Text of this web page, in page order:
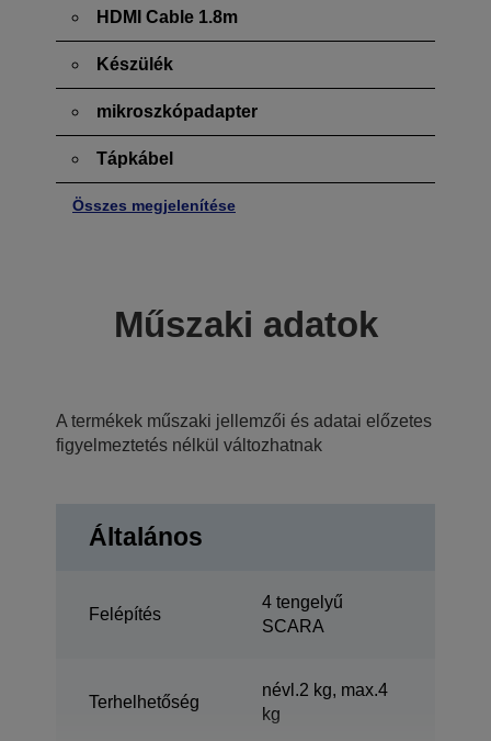
HDMI Cable 1.8m
Készülék
mikroszkópadapter
Tápkábel
Összes megjelenítése
Műszaki adatok
A termékek műszaki jellemzői és adatai előzetes
figyelmeztetés nélkül változhatnak
Általános
Felépítés
4 tengelyű
SCARA
Terhelhetőség
névl.2 kg, max.4
kg